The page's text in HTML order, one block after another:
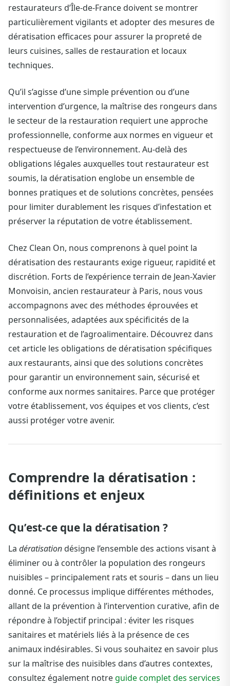
restaurateurs d’Île-de-France doivent se montrer
particulièrement vigilants et adopter des mesures de
dératisation efficaces pour assurer la propreté de
leurs cuisines, salles de restauration et locaux
techniques.
Qu’il s’agisse d’une simple prévention ou d’une
intervention d’urgence, la maîtrise des rongeurs dans
le secteur de la restauration requiert une approche
professionnelle, conforme aux normes en vigueur et
respectueuse de l’environnement. Au-delà des
obligations légales auxquelles tout restaurateur est
soumis, la dératisation englobe un ensemble de
bonnes pratiques et de solutions concrètes, pensées
pour limiter durablement les risques d’infestation et
préserver la réputation de votre établissement.
Chez Clean On, nous comprenons à quel point la
dératisation des restaurants exige rigueur, rapidité et
discrétion. Forts de l’expérience terrain de Jean-Xavier
Monvoisin, ancien restaurateur à Paris, nous vous
accompagnons avec des méthodes éprouvées et
personnalisées, adaptées aux spécificités de la
restauration et de l’agroalimentaire. Découvrez dans
cet article les obligations de dératisation spécifiques
aux restaurants, ainsi que des solutions concrètes
pour garantir un environnement sain, sécurisé et
conforme aux normes sanitaires. Parce que protéger
votre établissement, vos équipes et vos clients, c’est
aussi protéger votre avenir.
Comprendre la dératisation :
définitions et enjeux
Qu’est-ce que la dératisation ?
La dératisation désigne l’ensemble des actions visant à
éliminer ou à contrôler la population des rongeurs
nuisibles – principalement rats et souris – dans un lieu
donné. Ce processus implique différentes méthodes,
allant de la prévention à l’intervention curative, afin de
répondre à l’objectif principal : éviter les risques
sanitaires et matériels liés à la présence de ces
animaux indésirables. Si vous souhaitez en savoir plus
sur la maîtrise des nuisibles dans d’autres contextes,
consultez également notreguide complet des services